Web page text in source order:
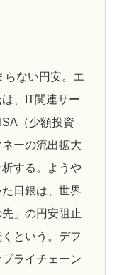
らない円安。エ
、IT関連サー
（少額投資
ーの流出拡大
する。ようや
日銀は、世界
」の円安阻止
という。デフ
ライチェーン